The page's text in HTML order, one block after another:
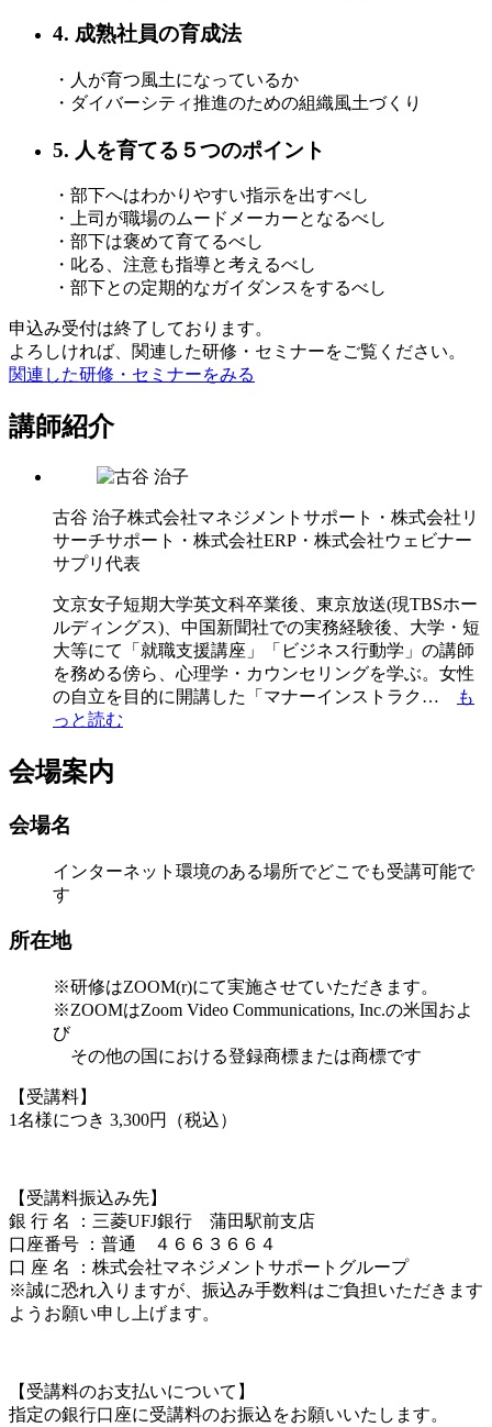
4. 成熟社員の育成法
・人が育つ風土になっているか
・ダイバーシティ推進のための組織風土づくり
5. 人を育てる５つのポイント
・部下へはわかりやすい指示を出すべし
・上司が職場のムードメーカーとなるべし
・部下は褒めて育てるべし
・叱る、注意も指導と考えるべし
・部下との定期的なガイダンスをするべし
申込み受付は終了しております。
よろしければ、関連した研修・セミナーをご覧ください。
関連した研修・セミナーをみる
講師紹介
古谷 治子株式会社マネジメントサポート・株式会社リ
サーチサポート・株式会社ERP・株式会社ウェビナー
サプリ代表
文京女子短期大学英文科卒業後、東京放送(現TBSホー
ルディングス)、中国新聞社での実務経験後、大学・短
大等にて「就職支援講座」「ビジネス行動学」の講師
を務める傍ら、心理学・カウンセリングを学ぶ。女性
の自立を目的に開講した「マナーインストラク…
も
っと読む
会場案内
会場名
インターネット環境のある場所でどこでも受講可能で
す
所在地
※研修はZOOM(r)にて実施させていただきます。
※ZOOMはZoom Video Communications, Inc.の米国およ
び
その他の国における登録商標または商標です
【受講料】
1名様につき 3,300円（税込）
【受講料振込み先】
銀 行 名 ：三菱UFJ銀行 蒲田駅前支店
口座番号 ：普通 ４６６３６６４
口 座 名 ：株式会社マネジメントサポートグループ
※誠に恐れ入りますが、振込み手数料はご負担いただきます
ようお願い申し上げます。
【受講料のお支払いについて】
指定の銀行口座に受講料のお振込をお願いいたします。